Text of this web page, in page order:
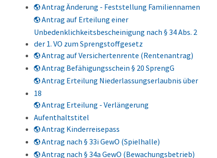
Antrag Änderung - Feststellung Familiennamen
Antrag auf Erteilung einer
Unbedenklichkeitsbescheinigung nach § 34 Abs. 2
der 1. VO zum Sprengstoffgesetz
Antrag auf Versichertenrente (Rentenantrag)
Antrag Befähigungsschein § 20 SprengG
Antrag Erteilung Niederlassungserlaubnis über
18
Antrag Erteilung - Verlängerung
Aufenthaltstitel
Antrag Kinderreisepass
Antrag nach § 33i GewO (Spielhalle)
Antrag nach § 34a GewO (Bewachungsbetrieb)